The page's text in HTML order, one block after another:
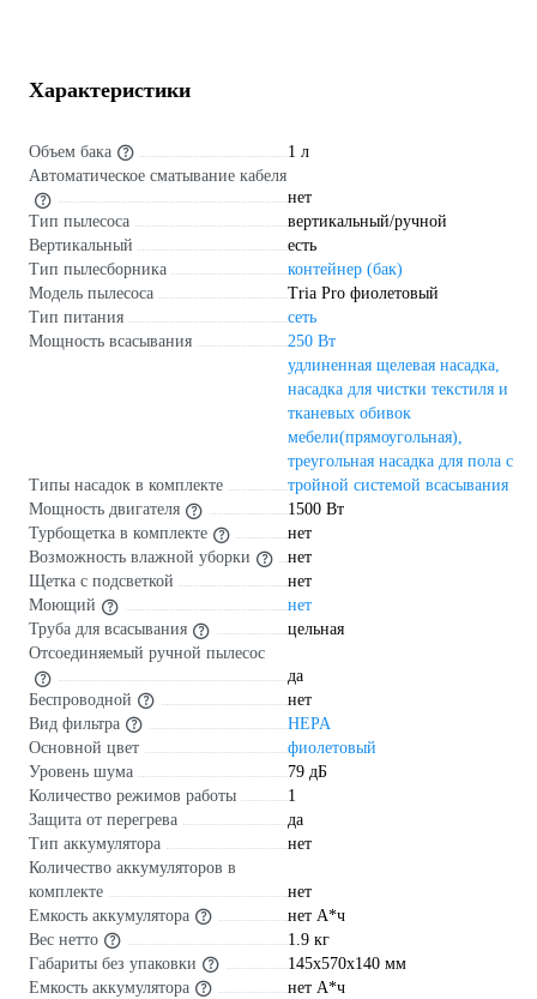
Характеристики
Объем бака
1 л
Автоматическое сматывание кабеля
нет
Тип пылесоса
вертикальный/ручной
Вертикальный
есть
Тип пылесборника
контейнер (бак)
Модель пылесоса
Tria Pro фиолетовый
Тип питания
сеть
Мощность всасывания
250 Вт
Типы насадок в комплекте
удлиненная щелевая насадка,
насадка для чистки текстиля и
тканевых обивок
мебели(прямоугольная),
треугольная насадка для пола с
тройной системой всасывания
Мощность двигателя
1500 Вт
Турбощетка в комплекте
нет
Возможность влажной уборки
нет
Щетка с подсветкой
нет
Моющий
нет
Труба для всасывания
цельная
Отсоединяемый ручной пылесос
да
Беспроводной
нет
Вид фильтра
HEPA
Основной цвет
фиолетовый
Уровень шума
79 дБ
Количество режимов работы
1
Защита от перегрева
да
Тип аккумулятора
нет
Количество аккумуляторов в
комплекте
нет
Емкость аккумулятора
нет А*ч
Вес нетто
1.9 кг
Габариты без упаковки
145х570х140 мм
Емкость аккумулятора
нет А*ч